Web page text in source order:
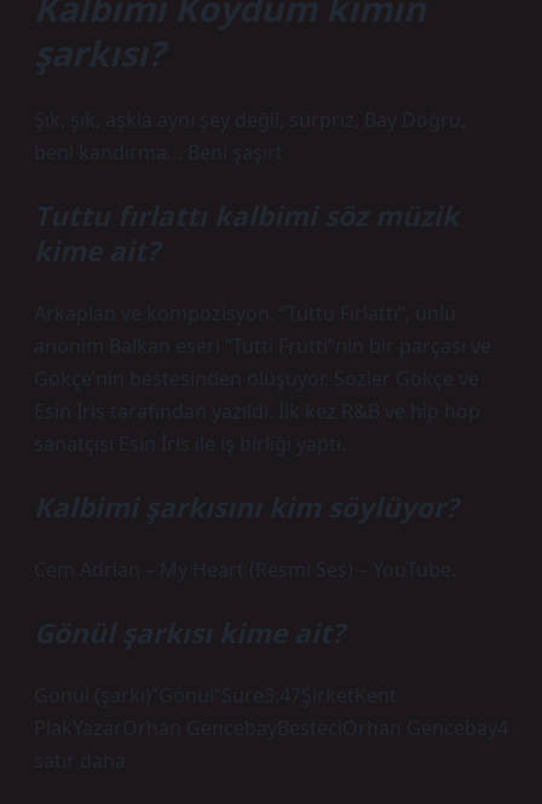
şarkısı?
Şık, şık, aşkla aynı şey değil, sürpriz, Bay Doğru,
beni kandırma… Beni şaşırt
Tuttu fırlattı kalbimi söz müzik
kime ait?
Arkaplan ve kompozisyon. “Tuttu Fırlattı”, ünlü
anonim Balkan eseri “Tutti Frutti”nin bir parçası ve
Gökçe’nin bestesinden oluşuyor. Sözler Gökçe ve
Esin İris tarafından yazıldı. İlk kez R&B ve hip hop
sanatçısı Esin İris ile iş birliği yaptı.
Kalbimi şarkısını kim söylüyor?
Cem Adrian – My Heart (Resmi Ses) – YouTube.
Gönül şarkısı kime ait?
Gönül (şarkı)”Gönül”Süre3:47ŞirketKent
PlakYazarOrhan GencebayBesteciOrhan Gencebay4
satır daha